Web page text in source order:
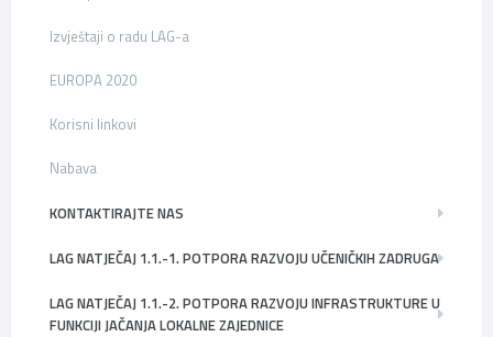
Izvještaji o radu LAG-a
EUROPA 2020
Korisni linkovi
Nabava
KONTAKTIRAJTE NAS
LAG NATJEČAJ 1.1.-1. POTPORA RAZVOJU UČENIČKIH ZADRUGA
LAG NATJEČAJ 1.1.-2. POTPORA RAZVOJU INFRASTRUKTURE U
FUNKCIJI JAČANJA LOKALNE ZAJEDNICE